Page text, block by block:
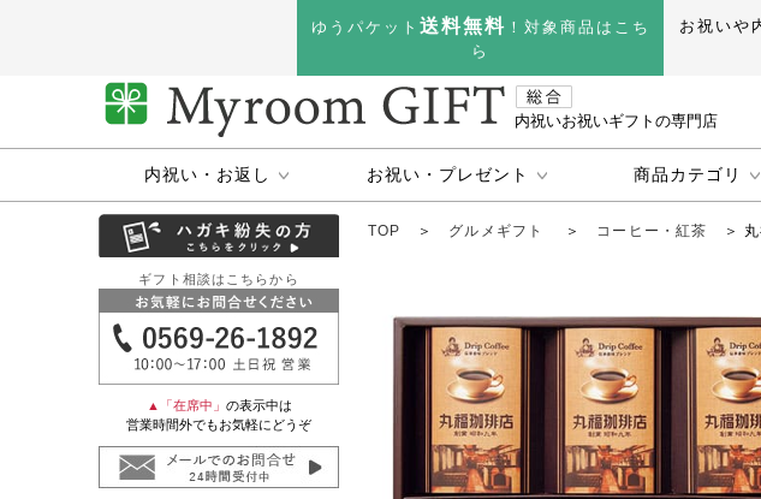
ゆうパケット 送料無料 ！対象商品はこち
ら
お祝いや
内祝いお祝いギフトの専門店
内祝い・お返し お祝い・プレゼント 商品カテゴリ
ギフト相談はこちらから
▲「在席中」 の表示中は
営業時間外でもお気軽にどうぞ
TOP ＞ グルメギフト ＞ コーヒー・紅茶 ＞ 丸